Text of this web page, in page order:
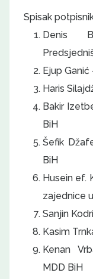
Spisak
Denis
Ejup
Haris
Bakir
BiH
Šefik
BiH
Husein ef.
zajednice
Sanjin
Kasim
Kenan
MDD BiH